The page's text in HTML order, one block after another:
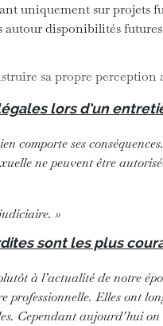
uniquement sur projets
disponibilités futures
sa propre
lors d’un
comporte ses
ne peuvent être
»
sont les plus
à l’actualité de notre
professionnelle. Elles ont
Cependant aujourd’hui